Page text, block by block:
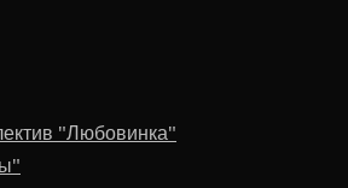
"Любовинка"